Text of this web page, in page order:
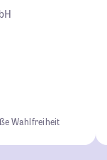
Wahlfreiheit